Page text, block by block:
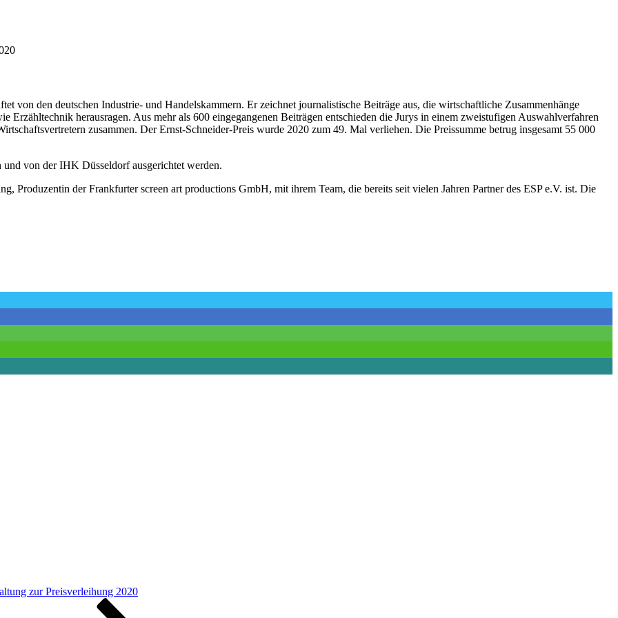
von den deutschen Industrie- und Handelskammern. Er zeichnet journalistische Beiträge aus, die wirtschaftliche Zusammenhänge
Erzähltechnik herausragen. Aus mehr als 600 eingegangenen Beiträgen entschieden die Jurys in einem zweistufigen Auswahlverfahren
zusammen. Der Ernst-Schneider-Preis wurde 2020 zum 49. Mal verliehen. Die Preissumme betrug insgesamt 55 000
von der IHK Düsseldorf ausgerichtet werden.
Produzentin der Frankfurter screen art productions GmbH, mit ihrem Team, die bereits seit vielen Jahren Partner des ESP e.V. ist. Die
zur Preisverleihung 2020